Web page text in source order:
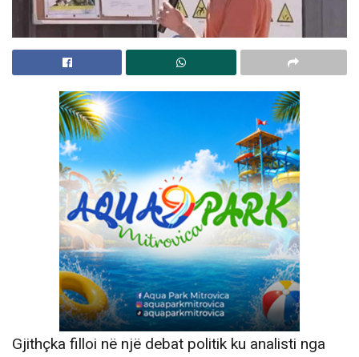
Gjithçka filloi në një debat politik ku analisti nga